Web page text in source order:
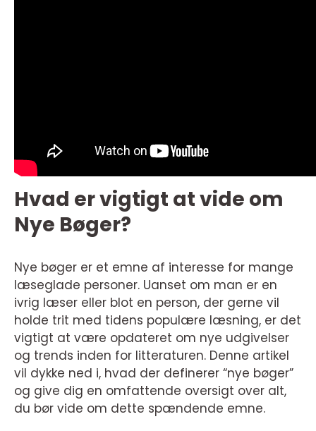
Hvad er vigtigt at vide om
Nye Bøger?
Nye bøger er et emne af interesse for mange
læseglade personer. Uanset om man er en
ivrig læser eller blot en person, der gerne vil
holde trit med tidens populære læsning, er det
vigtigt at være opdateret om nye udgivelser
og trends inden for litteraturen. Denne artikel
vil dykke ned i, hvad der definerer “nye bøger”
og give dig en omfattende oversigt over alt,
du bør vide om dette spændende emne.